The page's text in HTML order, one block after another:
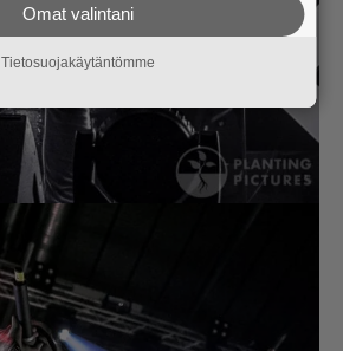
Omat valintani
Tietosuojakäytäntömme